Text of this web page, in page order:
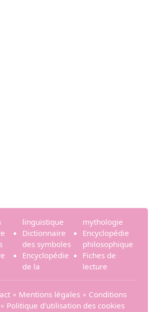
linguistique
Dictionnaire
des symboles
Encyclopédie
de la
mythologie
Encyclopédie
philosophique
Fiches de
lecture
∘ Mentions légales ∘ Conditions
∘ Politique d’utilisation des cookies